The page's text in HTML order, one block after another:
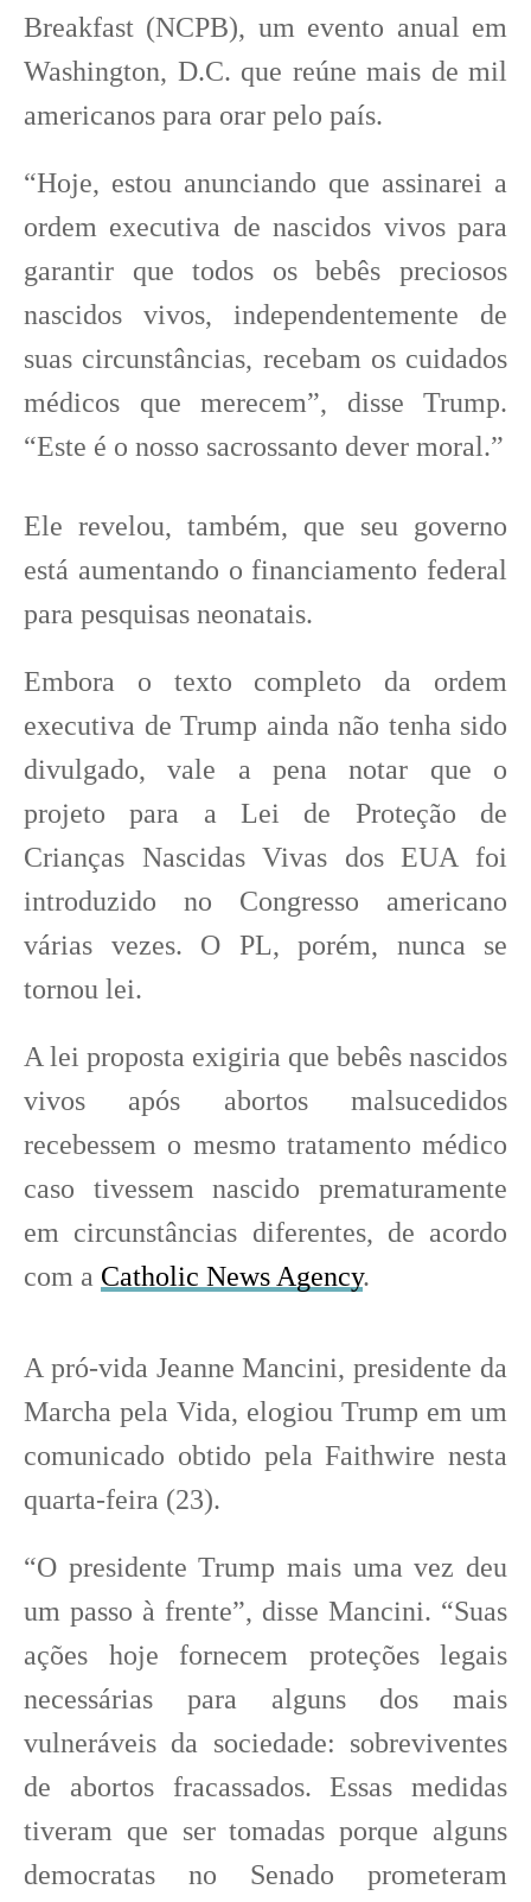
Breakfast (NCPB), um evento anual em
Washington, D.C. que reúne mais de mil
americanos para orar pelo país.
“Hoje, estou anunciando que assinarei a
ordem executiva de nascidos vivos para
garantir que todos os bebês preciosos
nascidos vivos, independentemente de
suas circunstâncias, recebam os cuidados
médicos que merecem”, disse Trump.
“Este é o nosso sacrossanto dever moral.”
Ele revelou, também, que seu governo
está aumentando o financiamento federal
para pesquisas neonatais.
Embora o texto completo da ordem
executiva de Trump ainda não tenha sido
divulgado, vale a pena notar que o
projeto para a Lei de Proteção de
Crianças Nascidas Vivas dos EUA foi
introduzido no Congresso americano
várias vezes. O PL, porém, nunca se
tornou lei.
A lei proposta exigiria que bebês nascidos
vivos após abortos malsucedidos
recebessem o mesmo tratamento médico
caso tivessem nascido prematuramente
em circunstâncias diferentes, de acordo
com a Catholic News Agency.
A pró-vida Jeanne Mancini, presidente da
Marcha pela Vida, elogiou Trump em um
comunicado obtido pela Faithwire nesta
quarta-feira (23).
“O presidente Trump mais uma vez deu
um passo à frente”, disse Mancini. “Suas
ações hoje fornecem proteções legais
necessárias para alguns dos mais
vulneráveis ​​da sociedade: sobreviventes
de abortos fracassados. Essas medidas
tiveram que ser tomadas porque alguns
democratas no Senado prometeram